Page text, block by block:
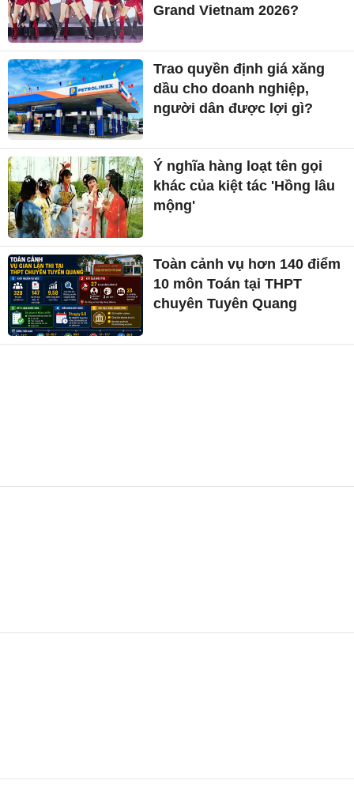
Grand Vietnam 2026?
Trao quyền định giá xăng
dầu cho doanh nghiệp,
người dân được lợi gì?
Ý nghĩa hàng loạt tên gọi
khác của kiệt tác 'Hồng lâu
mộng'
Toàn cảnh vụ hơn 140 điểm
10 môn Toán tại THPT
chuyên Tuyên Quang